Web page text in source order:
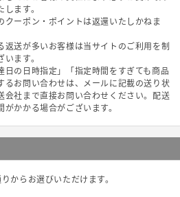
ます。
クーポン・ポイントは返還いたしかねま
返送が多いお客様は当サイトのご利用を制
ます。
日の日時指定」「指定時間をすぎても商品
るお問い合わせは、メールに記載の送り状
会社まで直接お問い合わせください。配送
かかる場合がございます。
からお選びいただけます。